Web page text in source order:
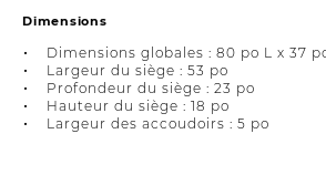
Dimensions
Dimensions globales : 80 po L x 37
Largeur du siège : 53 po
Profondeur du siège : 23 po
Hauteur du siège : 18 po
Largeur des accoudoirs : 5 po